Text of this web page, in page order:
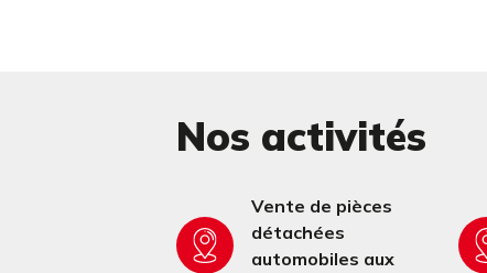
Nos activités
Vente de pièces
détachées
automobiles aux